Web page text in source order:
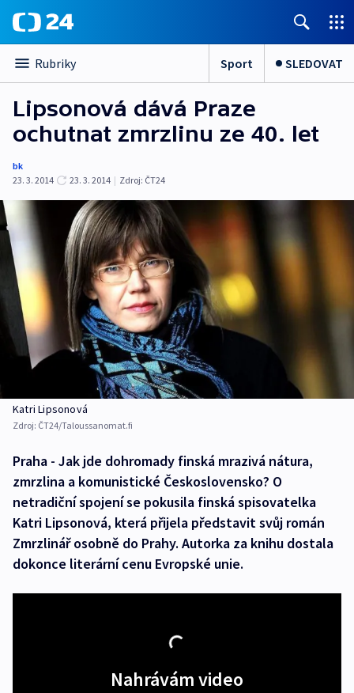
Rubriky Sport SLEDOVAT
Lipsonová dává Praze
ochutnat zmrzlinu ze 40. let
bk
23. 3. 2014
23. 3. 2014 | Zdroj: ČT24
Katri Lipsonová
Zdroj: ČT24/Taloussanomat.fi
Praha - Jak jde dohromady finská mrazivá nátura,
zmrzlina a komunistické Československo? O
netradiční spojení se pokusila finská spisovatelka
Katri Lipsonová, která přijela představit svůj román
Zmrzlinář osobně do Prahy. Autorka za knihu dostala
dokonce literární cenu Evropské unie.
Nahrávám video